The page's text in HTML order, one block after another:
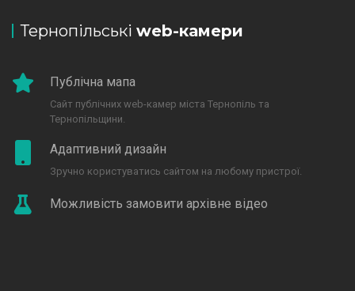
Тернопільські web-камери
Публічна мапа
Сайт публічних web-камер міста Тернопіль та
Тернопільщини.
Адаптивний дизайн
Зручно користуватись сайтом на любому пристрої.
Можливість замовити архівне відео